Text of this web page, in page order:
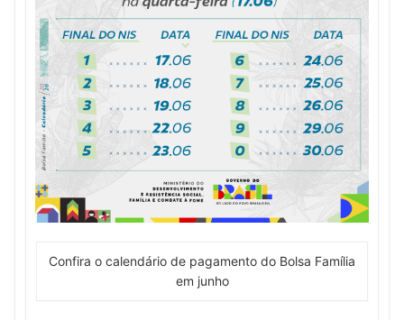
Confira o calendário de pagamento do Bolsa Família
em junho